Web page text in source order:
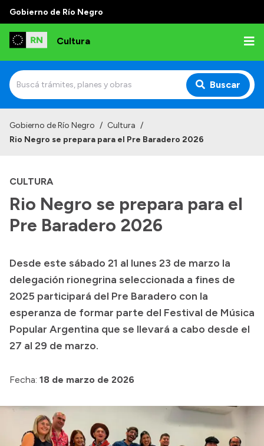
Gobierno de Río Negro
Cultura
Buscar
Delegaciones
Normativa
Transparencia
Presupuesto
Boletín Oficial
Compras y licitaciones
Consulta de pago a proveedores
Intranet
Login
Gobierno de Río Negro / Cultura /
Rio Negro se prepara para el Pre Baradero 2026
CULTURA
Rio Negro se prepara para el
Pre Baradero 2026
Desde este sábado 21 al lunes 23 de marzo la
delegación rionegrina seleccionada a fines de
2025 participará del Pre Baradero con la
esperanza de formar parte del Festival de Música
Popular Argentina que se llevará a cabo desde el
27 al 29 de marzo.
Fecha: 18 de marzo de 2026